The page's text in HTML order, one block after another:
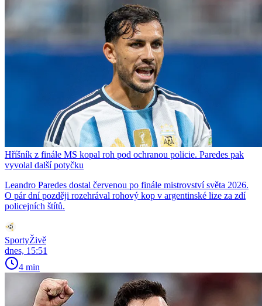
Hříšník z finále MS kopal roh pod ochranou policie. Paredes pak
vyvolal další potyčku
Leandro Paredes dostal červenou po finále mistrovství světa 2026.
O pár dní později rozehrával rohový kop v argentinské lize za zdí
policejních štítů.
SportyŽivě
dnes, 15:51
4 min